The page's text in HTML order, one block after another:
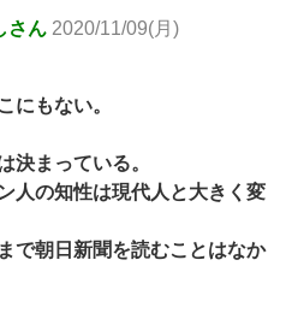
さん 2020/11/09(月)
にもない。
決まっている。
人の知性は現代人と大きく変
で朝日新聞を読むことはなか